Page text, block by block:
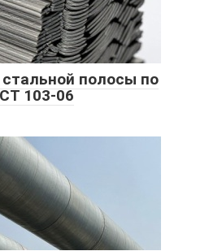
полосы по
103-06